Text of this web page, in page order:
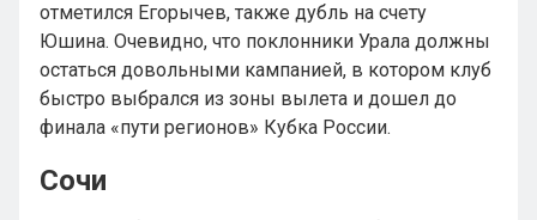
отметился Егорычев, также дубль на счету
Юшина. Очевидно, что поклонники Урала должны
остаться довольными кампанией, в котором клуб
быстро выбрался из зоны вылета и дошел до
финала «пути регионов» Кубка России.
Сочи